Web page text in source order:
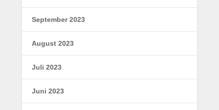
September 2023
August 2023
Juli 2023
Juni 2023